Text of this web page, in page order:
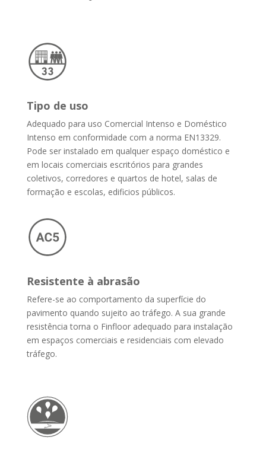
Tipo de uso
Adequado para uso Comercial Intenso e Doméstico
Intenso em conformidade com a norma EN13329.
Pode ser instalado em qualquer espaço doméstico e
em locais comerciais escritórios para grandes
coletivos, corredores e quartos de hotel, salas de
formação e escolas, edificios públicos.
Resistente à abrasão
Refere-se ao comportamento da superfície do
pavimento quando sujeito ao tráfego. A sua grande
resistência torna o Finfloor adequado para instalação
em espaços comerciais e residenciais com elevado
tráfego.